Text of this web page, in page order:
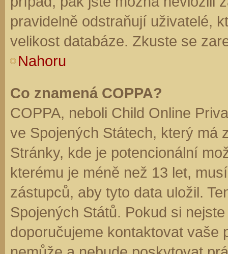
pravidelně odstraňují uživatelé,
velikost databáze. Zkuste se
Nahoru
Co znamená COPPA?
COPPA, neboli Child Online
ve Spojených Státech, který má
Stránky, kde je potencionální
kterému je méně než 13 let,
zástupců, aby tyto data uložil.
Spojených Států. Pokud si
doporučujeme kontaktovat vaše